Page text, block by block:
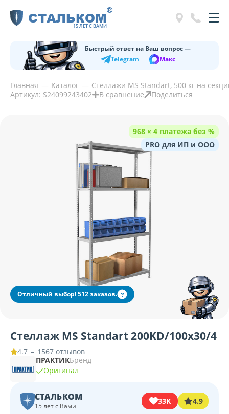
СТАЛЬКОМ
15 ЛЕТ С ВАМИ
®
Быстрый ответ на Ваш вопрос —
Telegram
Макс
Главная Каталог
Стеллажи MS Standart, 500 кг на
Артикул: S24099243402
В сравнение Поделиться
968 × 4 платежа без %
PRO для ИП и ООО
Отличный выбор! 512 заказов. ?
Стеллаж MS Standart 200KD/100x30/4
4.7 – 1567 отзывов
ПРАКТИКБренд
Оригинал
СТАЛЬКОМ
15 лет с Вами
33K 4.9